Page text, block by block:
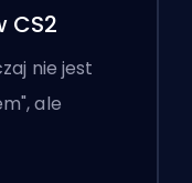
CS2
nie jest
ale